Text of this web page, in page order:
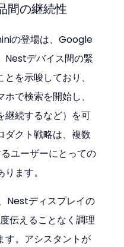
間の継続性
の登場は、Google
Nestデバイス間の緊
を示唆しており、
で検索を開始し、
継続するなど）を可
ダクト戦略は、複数
ユーザーにとっての
ます。
Nestディスプレイの
伝えることなく調理
す。アシスタントが